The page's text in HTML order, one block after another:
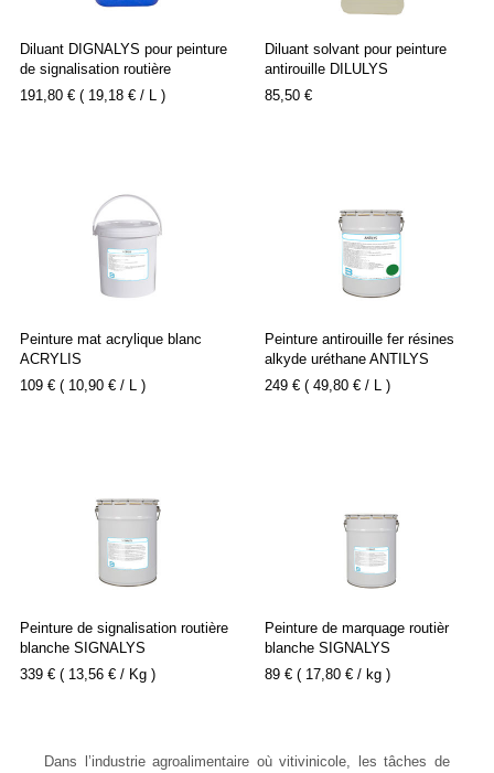
Diluant DIGNALYS pour peinture
de signalisation routière
SIGNALYS
191,80 € ( 19,18 € / L )
Diluant solvant pour peinture
antirouille DILULYS
85,50 €
Peinture mat acrylique blanc
ACRYLIS
109 € ( 10,90 € / L )
Peinture antirouille fer résines
alkyde uréthane ANTILYS
249 € ( 49,80 € / L )
Peinture de signalisation routière
blanche SIGNALYS
339 € ( 13,56 € / Kg )
Peinture de marquage routièr
blanche SIGNALYS
89 € ( 17,80 € / kg )
Dans l’industrie agroalimentaire où vitivinicole, les tâches de